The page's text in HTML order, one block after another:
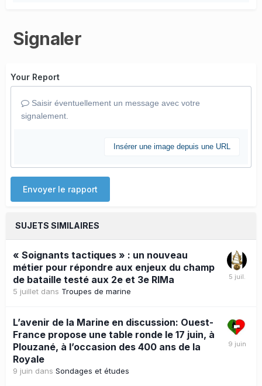
Signaler
Your Report
Saisir éventuellement un message avec votre
signalement.
Insérer une image depuis une URL
Envoyer le rapport
SUJETS SIMILAIRES
« Soignants tactiques » : un nouveau
métier pour répondre aux enjeux du champ
de bataille testé aux 2e et 3e RIMa
5 juillet dans Troupes de marine
L’avenir de la Marine en discussion: Ouest-
France propose une table ronde le 17 juin, à
Plouzané, à l’occasion des 400 ans de la
Royale
9 juin dans Sondages et études